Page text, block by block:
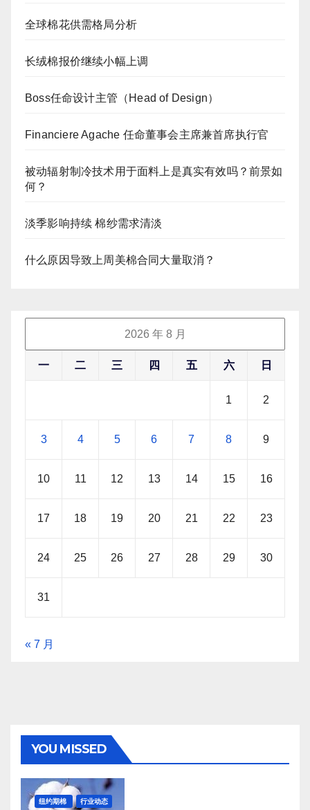
全球棉花供需格局分析
长绒棉报价继续小幅上调
Boss任命设计主管（Head of Design）
Financiere Agache 任命董事会主席兼首席执行官
被动辐射制冷技术用于面料上是真实有效吗？前景如
何？
淡季影响持续 棉纱需求清淡
什么原因导致上周美棉合同大量取消？
2026 年 8 月
一 二 三 四 五 六 日
1 2
3 4 5 6 7 8 9
10 11 12 13 14 15 16
17 18 19 20 21 22 23
24 25 26 27 28 29 30
31
« 7 月
YOU MISSED
纽约期棉 行业动态